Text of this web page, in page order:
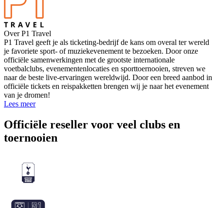
Over P1 Travel
P1 Travel geeft je als ticketing-bedrijf de kans om overal ter wereld
je favoriete sport- of muziekevenement te bezoeken. Door onze
officiële samenwerkingen met de grootste internationale
voetbalclubs, evenementenlocaties en sporttoernooien, streven we
naar de beste live-ervaringen wereldwijd. Door een breed aanbod in
officiële tickets en reispakketten brengen wij je naar het evenement
van je dromen!
Lees meer
Officiële reseller voor veel clubs en
toernooien